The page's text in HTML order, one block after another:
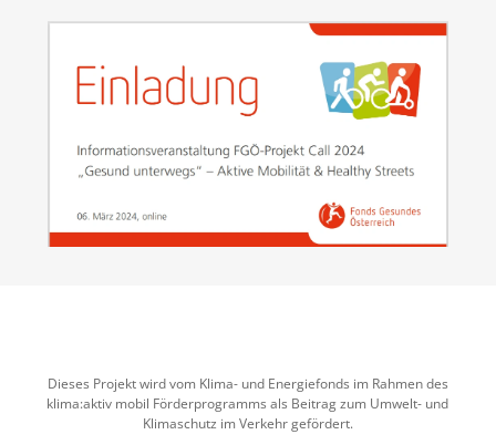
Dieses Projekt wird vom Klima- und Energiefonds im Rahmen des
klima:aktiv mobil Förderprogramms als Beitrag zum Umwelt- und
Klimaschutz im Verkehr gefördert.